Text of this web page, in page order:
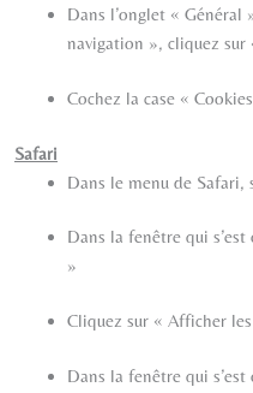
Dans l’onglet «
navigation », cliquez sur
Cochez la case «
Safari
Dans le menu de Safari,
Dans la fenêtre qui
»
Cliquez sur « Afficher
Dans la fenêtre qui